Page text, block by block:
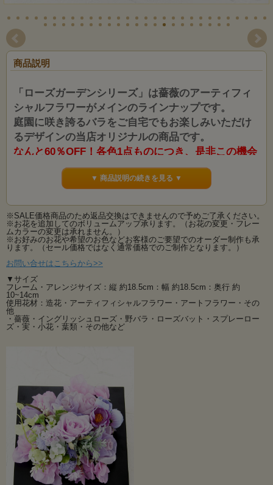
商品説明
「ローズガーデンシリーズ」は薔薇のアーティフィ
シャルフラワーがメインのラインナップです。
庭園に咲き誇るバラをご自宅でもお楽しみいただけ
るデザインの当店オリジナルの商品です。
なんと60％OFF！各色1点ものにつき、是非この機会
をお見逃しなく♪
この「ローズガーデンシリーズ」は実店舗のある神奈川県綾瀬市の市花でもある
同市にある「ローズガーデン」にちなんだ商品ラインナップとなっております。
綾瀬市のローズガーデンは複数のエリアがあり、四季を通して様々なエリアごと
に薔薇の魅力をご堪能いただける素敵な庭園です。
当店の「ローズガーデンシリーズ」はそんな庭園のエリアに咲き誇るバラたちを
ご自宅でも感じてお楽しみいただけるよう
れるスクエアフレームアレンジメントです。
薔薇をメインにバラのお花をより美しく引き立てる小花や実や葉たちをナチュラ
ルにアレンジした薔薇による薔薇のための
インテリアフラワー。
綾瀬市にあるローズガーデンのそれぞれのエリアイメージにあわせたラインナッ
プでお色はLサイズMサイズ両方合わせて
造花は枯れることもなく虫の発生もないのでお手入れも簡単。
水やりの必要もなく扱いやすいのが造花の１番の特徴です。
ウイルスや感染症対策にもなり、細菌や雑菌の発生もありません。
プリザーブドフラワーアレンジ風の絵画のようなフレームアレンジメント。
お部屋・空間を素敵に飾れる唯一無二のデザインで選ぶのも楽しいインテリア
フラワーです。
フック付きで壁に掛けても飾れますし、フォトスタンドのようにも置き型でも飾
れます。
アーティフィシャルフラワーのインテリアアレンジでお部屋をモダンで素敵な癒
▼ 商品説明の続きを見る ▼
※SALE価格商品のため返品交換はできませんので予めご了承ください。
※お花を追加してのボリュームアップ承ります。（お花の変更・フレー
ムカラーの変更は承れません。）
※お好みのお花や希望のお色などお客様のご要望でのオーダー制作も承
ります。（セール価格ではなく通常価格でのご制作となります。）
お問い合せはこちらから>>
▼サイズ
フレーム・アレンジサイズ：縦 約18.5cm：幅 約18.5cm：奥行 約
10~14cm
使用花材：造花・アーティフィシャルフラワー・アートフラワー・その
他
・薔薇・イングリッシュローズ・野バラ・ローズバット・スプレーロー
ズ・実・小花・葉類・その他など